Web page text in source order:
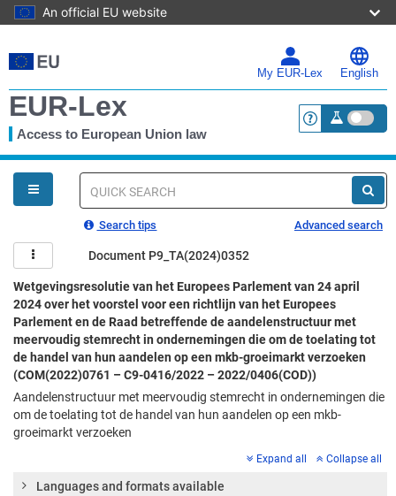
An official EU website
to
main
My EUR-Lex English
EUR-Lex
Access to European Union law <a
You
are
here
Quick
Search tips Advanced search
Document P9_TA(2024)0352
Wetgevingsresolutie van het Europees Parlement van 24 april
2024 over het voorstel voor een richtlijn van het Europees
Parlement en de Raad betreffende de aandelenstructuur met
meervoudig stemrecht in ondernemingen die om de toelating tot
de handel van hun aandelen op een mkb-groeimarkt verzoeken
(COM(2022)0761 – C9-0416/2022 – 2022/0406(COD))
Aandelenstructuur met meervoudig stemrecht in ondernemingen die
om de toelating tot de handel van hun aandelen op een mkb-
groeimarkt verzoeken
Expand all Collapse all
Languages and formats available